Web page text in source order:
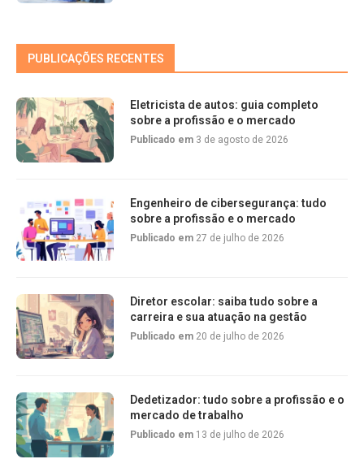
PUBLICAÇÕES RECENTES
Eletricista de autos: guia completo
sobre a profissão e o mercado
Publicado em 3 de agosto de 2026
Engenheiro de cibersegurança: tudo
sobre a profissão e o mercado
Publicado em 27 de julho de 2026
Diretor escolar: saiba tudo sobre a
carreira e sua atuação na gestão
Publicado em 20 de julho de 2026
Dedetizador: tudo sobre a profissão e o
mercado de trabalho
Publicado em 13 de julho de 2026